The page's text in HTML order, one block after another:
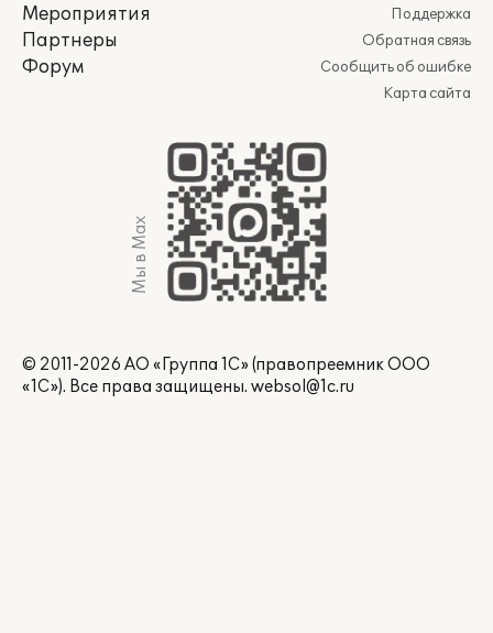
Мероприятия
Партнеры
Форум
Поддержка
Обратная связь
Сообщить об ошибке
Карта сайта
Мы в Max
© 2011-2026 АО «Группа 1С» (правопреемник ООО
«1С»). Все права защищены. websol@1c.ru